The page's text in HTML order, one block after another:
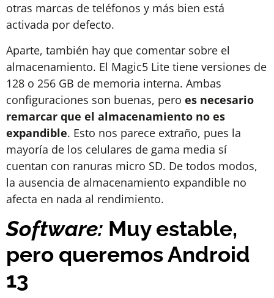
otras marcas de teléfonos y más bien está
activada por defecto.
Aparte, también hay que comentar sobre el
almacenamiento. El Magic5 Lite tiene versiones de
128 o 256 GB de memoria interna. Ambas
configuraciones son buenas, pero es necesario
remarcar que el almacenamiento no es
expandible. Esto nos parece extraño, pues la
mayoría de los celulares de gama media sí
cuentan con ranuras micro SD. De todos modos,
la ausencia de almacenamiento expandible no
afecta en nada al rendimiento.
Software: Muy estable,
pero queremos Android
13